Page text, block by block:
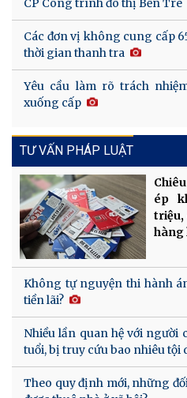
CP Công trình đô thị Bến Tre
Các đơn vị không cung cấp
thời gian thanh tra
Yêu cầu làm rõ trách
xuống cấp
TƯ VẤN PHÁP LUẬT
ép
triệu,
hàng
Không tự nguyện thi hành
tiền lãi?
Nhiều lần quan hệ với người
tuổi, bị truy cứu bao nhiêu tội
Theo quy định mới, những